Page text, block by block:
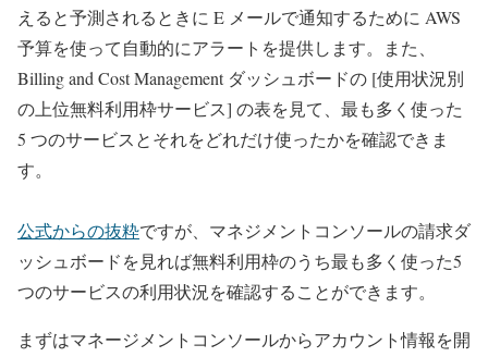
えると予測されるときに E メールで通知するために AWS
予算を使って自動的にアラートを提供します。また、
Billing and Cost Management ダッシュボードの [使用状況別
の上位無料利用枠サービス] の表を見て、最も多く使った
5 つのサービスとそれをどれだけ使ったかを確認できま
す。
公式からの抜粋ですが、マネジメントコンソールの請求ダ
ッシュボードを見れば無料利用枠のうち最も多く使った5
つのサービスの利用状況を確認することができます。
まずはマネージメントコンソールからアカウント情報を開